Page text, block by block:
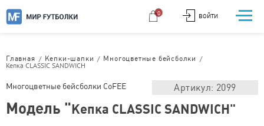
ВОЙТИ
0
Главная / Кепки-шапки / Многоцветные бейсболки /
Кепка CLASSIC SANDWICH
Многоцветные бейсболки CoFEE Артикул: 2099
Модель "Кепка CLASSIC SANDWICH"